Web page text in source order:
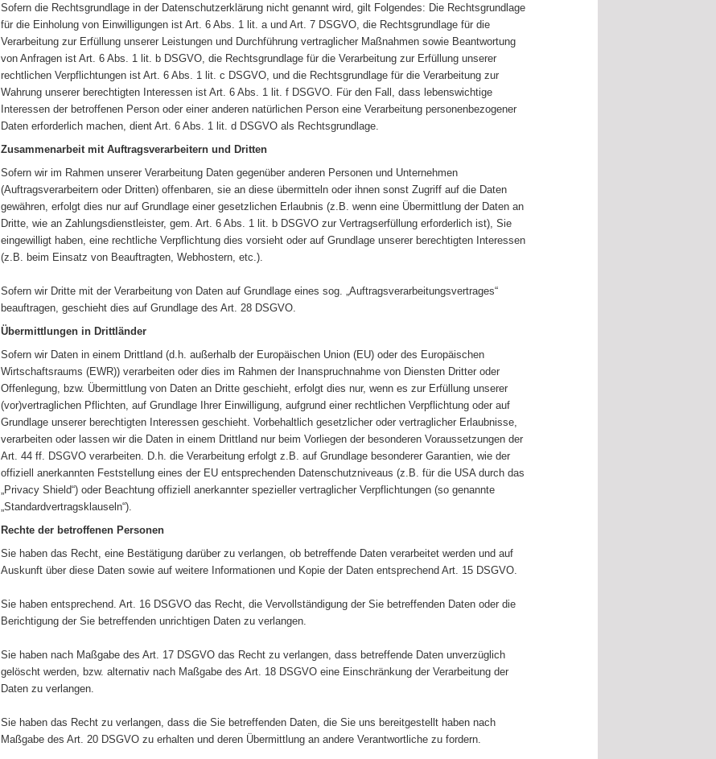
Sofern die Rechtsgrundlage in der Datenschutzerklärung nicht genannt wird, gilt Folgendes: Die Rechtsgrundlage
für die Einholung von Einwilligungen ist Art. 6 Abs. 1 lit. a und Art. 7 DSGVO, die Rechtsgrundlage für die
Verarbeitung zur Erfüllung unserer Leistungen und Durchführung vertraglicher Maßnahmen sowie Beantwortung
von Anfragen ist Art. 6 Abs. 1 lit. b DSGVO, die Rechtsgrundlage für die Verarbeitung zur Erfüllung unserer
rechtlichen Verpflichtungen ist Art. 6 Abs. 1 lit. c DSGVO, und die Rechtsgrundlage für die Verarbeitung zur
Wahrung unserer berechtigten Interessen ist Art. 6 Abs. 1 lit. f DSGVO. Für den Fall, dass lebenswichtige
Interessen der betroffenen Person oder einer anderen natürlichen Person eine Verarbeitung personenbezogener
Daten erforderlich machen, dient Art. 6 Abs. 1 lit. d DSGVO als Rechtsgrundlage.
Zusammenarbeit mit Auftragsverarbeitern und Dritten
Sofern wir im Rahmen unserer Verarbeitung Daten gegenüber anderen Personen und Unternehmen
(Auftragsverarbeitern oder Dritten) offenbaren, sie an diese übermitteln oder ihnen sonst Zugriff auf die Daten
gewähren, erfolgt dies nur auf Grundlage einer gesetzlichen Erlaubnis (z.B. wenn eine Übermittlung der Daten an
Dritte, wie an Zahlungsdienstleister, gem. Art. 6 Abs. 1 lit. b DSGVO zur Vertragserfüllung erforderlich ist), Sie
eingewilligt haben, eine rechtliche Verpflichtung dies vorsieht oder auf Grundlage unserer berechtigten Interessen
(z.B. beim Einsatz von Beauftragten, Webhostern, etc.).
Sofern wir Dritte mit der Verarbeitung von Daten auf Grundlage eines sog. „Auftragsverarbeitungsvertrages“
beauftragen, geschieht dies auf Grundlage des Art. 28 DSGVO.
Übermittlungen in Drittländer
Sofern wir Daten in einem Drittland (d.h. außerhalb der Europäischen Union (EU) oder des Europäischen
Wirtschaftsraums (EWR)) verarbeiten oder dies im Rahmen der Inanspruchnahme von Diensten Dritter oder
Offenlegung, bzw. Übermittlung von Daten an Dritte geschieht, erfolgt dies nur, wenn es zur Erfüllung unserer
(vor)vertraglichen Pflichten, auf Grundlage Ihrer Einwilligung, aufgrund einer rechtlichen Verpflichtung oder auf
Grundlage unserer berechtigten Interessen geschieht. Vorbehaltlich gesetzlicher oder vertraglicher Erlaubnisse,
verarbeiten oder lassen wir die Daten in einem Drittland nur beim Vorliegen der besonderen Voraussetzungen der
Art. 44 ff. DSGVO verarbeiten. D.h. die Verarbeitung erfolgt z.B. auf Grundlage besonderer Garantien, wie der
offiziell anerkannten Feststellung eines der EU entsprechenden Datenschutzniveaus (z.B. für die USA durch das
„Privacy Shield“) oder Beachtung offiziell anerkannter spezieller vertraglicher Verpflichtungen (so genannte
„Standardvertragsklauseln“).
Rechte der betroffenen Personen
Sie haben das Recht, eine Bestätigung darüber zu verlangen, ob betreffende Daten verarbeitet werden und auf
Auskunft über diese Daten sowie auf weitere Informationen und Kopie der Daten entsprechend Art. 15 DSGVO.
Sie haben entsprechend. Art. 16 DSGVO das Recht, die Vervollständigung der Sie betreffenden Daten oder die
Berichtigung der Sie betreffenden unrichtigen Daten zu verlangen.
Sie haben nach Maßgabe des Art. 17 DSGVO das Recht zu verlangen, dass betreffende Daten unverzüglich
gelöscht werden, bzw. alternativ nach Maßgabe des Art. 18 DSGVO eine Einschränkung der Verarbeitung der
Daten zu verlangen.
Sie haben das Recht zu verlangen, dass die Sie betreffenden Daten, die Sie uns bereitgestellt haben nach
Maßgabe des Art. 20 DSGVO zu erhalten und deren Übermittlung an andere Verantwortliche zu fordern.